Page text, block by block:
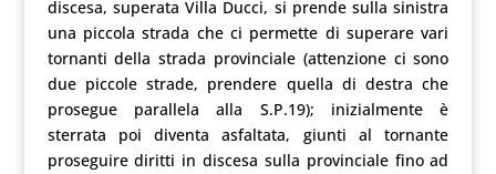
discesa, superata Villa Ducci, si prende sulla sinistra
una piccola strada che ci permette di superare vari
tornanti della strada provinciale (attenzione ci sono
due piccole strade, prendere quella di destra che
prosegue parallela alla S.P.19); inizialmente è
sterrata poi diventa asfaltata, giunti al tornante
proseguire diritti in discesa sulla provinciale fino ad